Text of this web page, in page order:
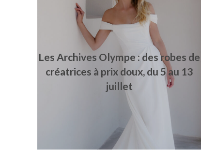
Les Archives Olympe : des robes de
créatrices à prix doux, du 5 au 13
juillet